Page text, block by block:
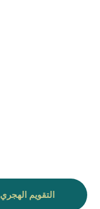
التقويم الهجري